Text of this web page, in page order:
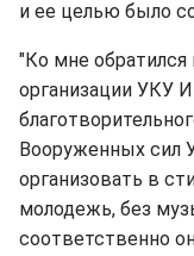
и ее целью было
"Ко мне
организации УКУ
Вооруженных сил
организовать в
молодежь, без
соответственно